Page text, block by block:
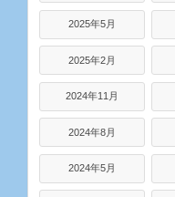
2025年5月
2025年2月
2024年11月
2024年8月
2024年5月